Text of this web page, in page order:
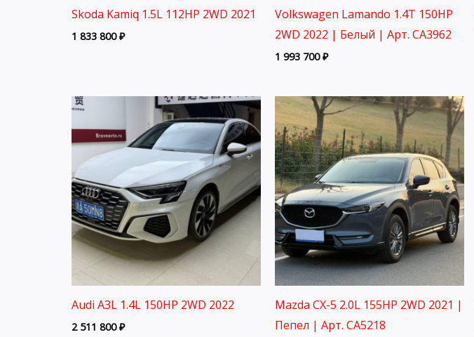
Skoda Kamiq 1.5L 112HP 2WD 2021
1 833 800₽
Volkswagen Lamando 1.4T 150HP
2WD 2022 | Белый | Арт. CA3962
1 993 700₽
Audi A3L 1.4L 150HP 2WD 2022
2 511 800₽
Mazda CX-5 2.0L 155HP 2WD 2021 |
Пепел | Арт. CA5218